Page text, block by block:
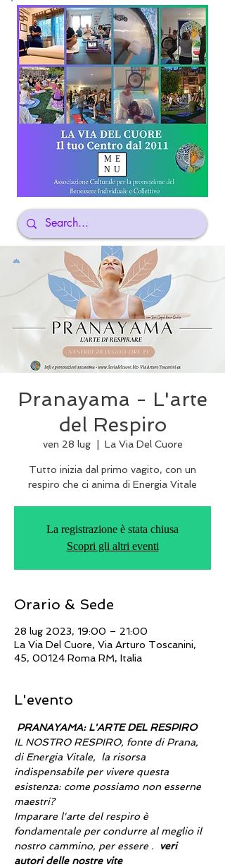
ME
NU
Pranayama - L'arte
del Respiro
ven 28 lug
  |
La Via Del Cuore
Tutto inizia dal primo vagito, con un
respiro che ci anima di Energia Vitale
La registrazione è stata chiusa
Scopri gli altri eventi
Orario & Sede
28 lug 2023, 19:00 – 21:00
La Via Del Cuore, Via Arturo Toscanini,
45, 00124 Roma RM, Italia
L'evento
PRANAYAMA: L'ARTE DEL RESPIRO
IL NOSTRO RESPIRO, fonte di Prana,
di Energia Vitale,  la risorsa
indispensabile per vivere questa
esistenza: come possiamo non esserne
maestri?
Imparare l'arte del respiro è
fondamentale per condurre al meglio il
nostro cammino, per essere .
veri
autori delle nostre vite